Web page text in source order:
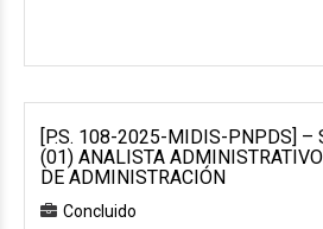
[P.S. 108-2025-MIDIS-PNPDS] –
(01) ANALISTA
DE ADMINISTRACIÓN
Concluido